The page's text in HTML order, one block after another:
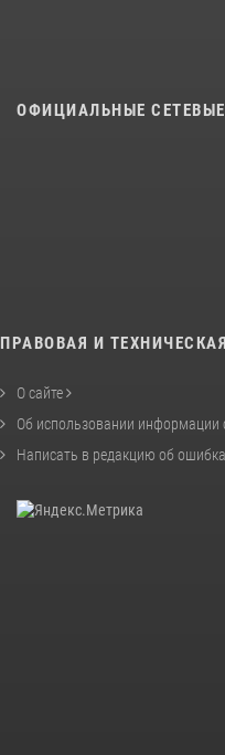
ОФИЦИАЛЬНЫЕ
ПРАВОВАЯ И
О сайте
Об использовании информации
Написать в редакцию об